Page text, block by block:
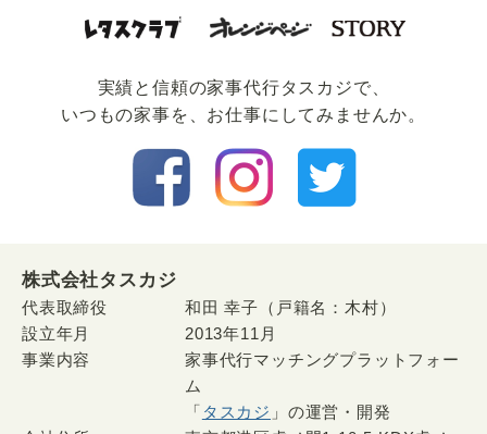
実績と信頼の家事代⾏タスカジで、
いつもの家事を、お仕事にしてみませんか。
株式会社タスカジ
代表取締役
和田 幸子（戸籍名：木村）
設立年月
2013年11月
事業内容
家事代行マッチングプラットフォー
ム
「 タスカジ 」の運営・開発